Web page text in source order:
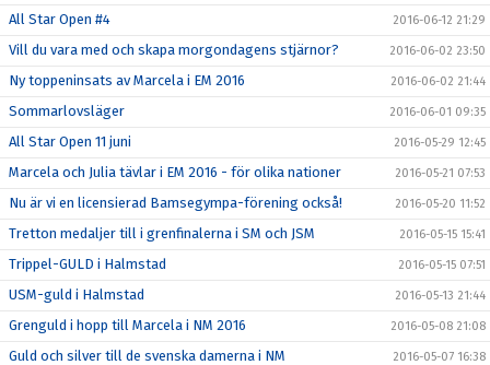
All Star Open #4 2016-06-12 21:29
Vill du vara med och skapa morgondagens stjärnor? 2016-06-02 23:50
Ny toppeninsats av Marcela i EM 2016 2016-06-02 21:44
Sommarlovsläger 2016-06-01 09:35
All Star Open 11 juni 2016-05-29 12:45
Marcela och Julia tävlar i EM 2016 - för olika nationer 2016-05-21 07:53
Nu är vi en licensierad Bamsegympa-förening också! 2016-05-20 11:52
Tretton medaljer till i grenfinalerna i SM och JSM 2016-05-15 15:41
Trippel-GULD i Halmstad 2016-05-15 07:51
USM-guld i Halmstad 2016-05-13 21:44
Grenguld i hopp till Marcela i NM 2016 2016-05-08 21:08
Guld och silver till de svenska damerna i NM 2016-05-07 16:38